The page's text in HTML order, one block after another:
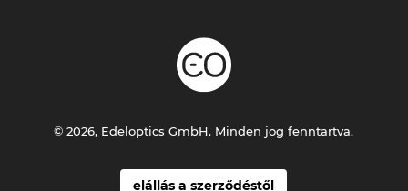
elállás a szerződéstől
© 2026, Edeloptics GmbH. Minden jog fenntartva.